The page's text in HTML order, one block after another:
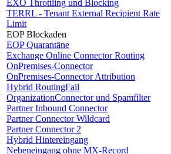
EXO Throttling und Blocking
TERRL - Tenant External Recipient Rate
Limit
EOP Blockaden
EOP Quarantäne
Exchange Online Connector Routing
OnPremises-Connector
OnPremises-Connector Attribution
Hybrid RoutingFail
OrganizationConnector und Spamfilter
Partner Inbound Connector
Partner Connector Wildcard
Partner Connector 2
Hybrid Hintereingang
Nebeneingang ohne MX-Record